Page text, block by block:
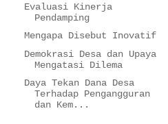
Evaluasi Kinerja
Pendamping
Mengapa Disebut Inovatif
Demokrasi Desa dan Upaya
Mengatasi Dilema
Daya Tekan Dana Desa
Terhadap Pengangguran
dan Kem...